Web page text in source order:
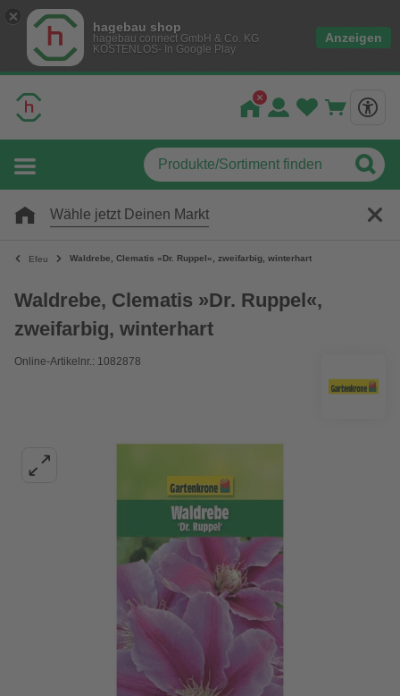
hagebau shop
hagebau connect GmbH & Co. KG
KOSTENLOS- In Google Play
Anzeigen
Wähle jetzt Deinen Markt
Efeu Waldrebe, Clematis »Dr. Ruppel«, zweifarbig, winterhart
Waldrebe, Clematis »Dr. Ruppel«,
zweifarbig, winterhart
Online-Artikelnr.: 1082878